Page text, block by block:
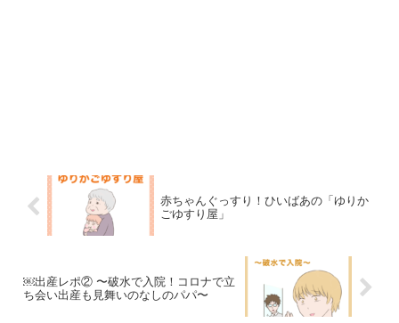
赤ちゃんぐっすり！ひいばあの「ゆりか
ごゆすり屋」
￼出産レポ② 〜破水で入院！コロナで立
ち会い出産も見舞いのなしのパパ〜